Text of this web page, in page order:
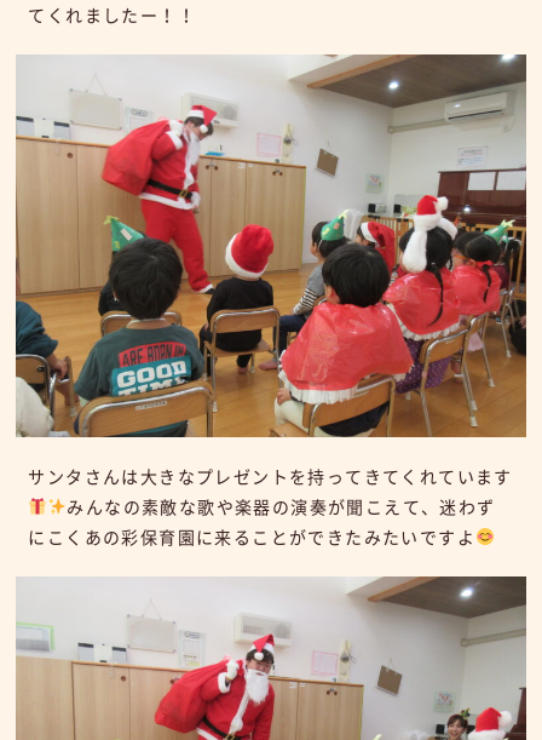
てくれましたー！！
サンタさんは大きなプレゼントを持ってきてくれています
みんなの素敵な歌や楽器の演奏が聞こえて、迷わず
にこくあの彩保育園に来ることができたみたいですよ